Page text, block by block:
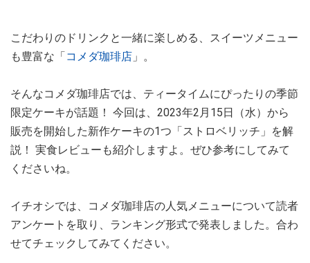
こだわりのドリンクと一緒に楽しめる、スイーツメニュー
も豊富な「コメダ珈琲店 」。
そんなコメダ珈琲店では、ティータイムにぴったりの季節
限定ケーキが話題！ 今回は、2023年2月15日（水）から
販売を開始した新作ケーキの1つ「ストロベリッチ」を解
説！ 実食レビューも紹介しますよ。ぜひ参考にしてみて
くださいね。
イチオシでは、コメダ珈琲店の人気メニューについて読者
アンケートを取り、ランキング形式で発表しました。合わ
せてチェックしてみてください。